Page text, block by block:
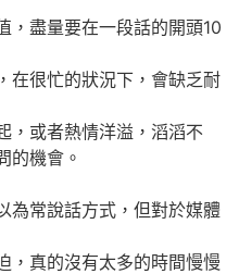
，盡量要在一段話的開頭10
在很忙的狀況下，會缺乏耐
，或者熱情洋溢，滔滔不
的機會。
為常說話方式，但對於媒體
，真的沒有太多的時間慢慢